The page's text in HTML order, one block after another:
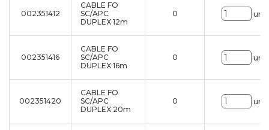
002351412
CABLE FO
SC/APC
DUPLEX 12m
0 uni.
002351416
CABLE FO
SC/APC
DUPLEX 16m
0 uni.
002351420
CABLE FO
SC/APC
DUPLEX 20m
0 uni.